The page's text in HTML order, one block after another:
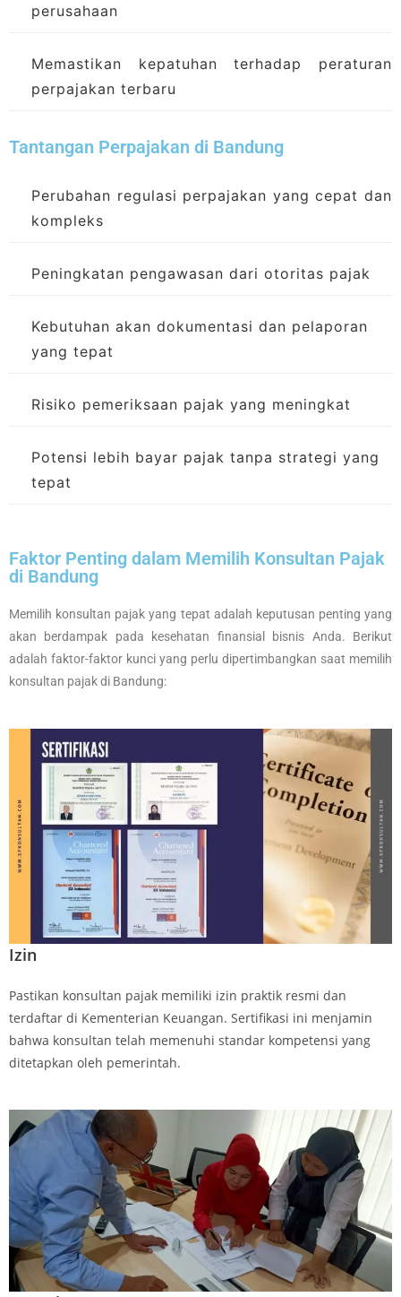
perusahaan
Memastikan kepatuhan terhadap peraturan
perpajakan terbaru
Tantangan Perpajakan di Bandung
Perubahan regulasi perpajakan yang cepat dan
kompleks
Peningkatan pengawasan dari otoritas pajak
Kebutuhan akan dokumentasi dan pelaporan
yang tepat
Risiko pemeriksaan pajak yang meningkat
Potensi lebih bayar pajak tanpa strategi yang
tepat
Faktor Penting dalam Memilih Konsultan Pajak
di Bandung
Memilih konsultan pajak yang tepat adalah keputusan penting yang
akan berdampak pada kesehatan finansial bisnis Anda. Berikut
adalah faktor-faktor kunci yang perlu dipertimbangkan saat memilih
konsultan pajak di Bandung:
Izin
Pastikan konsultan pajak memiliki izin praktik resmi dan
terdaftar di Kementerian Keuangan. Sertifikasi ini menjamin
bahwa konsultan telah memenuhi standar kompetensi yang
ditetapkan oleh pemerintah.